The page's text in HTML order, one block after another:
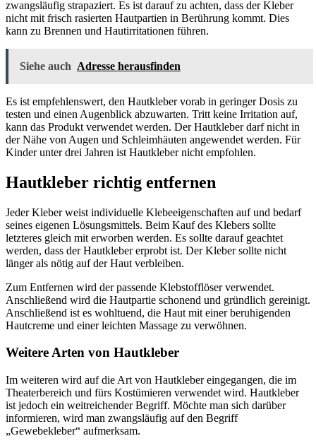
zwangsläufig strapaziert. Es ist darauf zu achten, dass der Kleber
nicht mit frisch rasierten Hautpartien in Berührung kommt. Dies
kann zu Brennen und Hautirritationen führen.
Siehe auch Adresse herausfinden
Es ist empfehlenswert, den Hautkleber vorab in geringer Dosis zu
testen und einen Augenblick abzuwarten. Tritt keine Irritation auf,
kann das Produkt verwendet werden. Der Hautkleber darf nicht in
der Nähe von Augen und Schleimhäuten angewendet werden. Für
Kinder unter drei Jahren ist Hautkleber nicht empfohlen.
Hautkleber richtig entfernen
Jeder Kleber weist individuelle Klebeeigenschaften auf und bedarf
seines eigenen Lösungsmittels. Beim Kauf des Klebers sollte
letzteres gleich mit erworben werden. Es sollte darauf geachtet
werden, dass der Hautkleber erprobt ist. Der Kleber sollte nicht
länger als nötig auf der Haut verbleiben.
Zum Entfernen wird der passende Klebstofflöser verwendet.
Anschließend wird die Hautpartie schonend und gründlich gereinigt.
Anschließend ist es wohltuend, die Haut mit einer beruhigenden
Hautcreme und einer leichten Massage zu verwöhnen.
Weitere Arten von Hautkleber
Im weiteren wird auf die Art von Hautkleber eingegangen, die im
Theaterbereich und fürs Kostümieren verwendet wird. Hautkleber
ist jedoch ein weitreichender Begriff. Möchte man sich darüber
informieren, wird man zwangsläufig auf den Begriff
„Gewebekleber“ aufmerksam.